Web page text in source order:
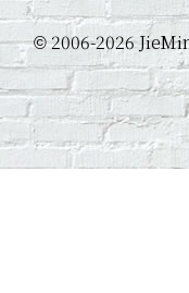
©2006-2026